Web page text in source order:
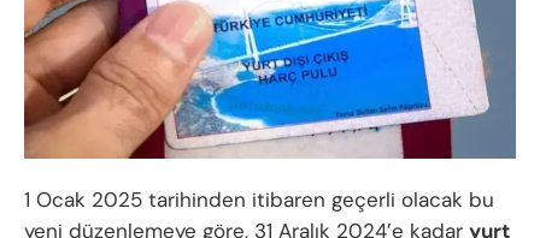
1 Ocak 2025 tarihinden itibaren geçerli olacak bu
yeni düzenlemeye göre, 31 Aralık 2024’e kadar yurt